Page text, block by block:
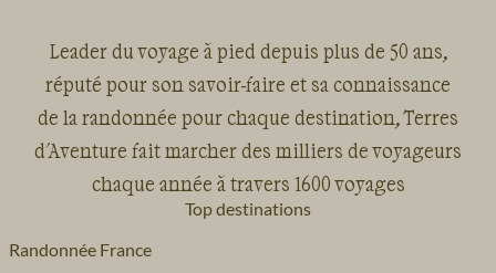
Leader du voyage à pied depuis plus de 50 ans,
réputé pour son savoir-faire et sa connaissance
de la randonnée pour chaque destination, Terres
d'Aventure fait marcher des milliers de voyageurs
chaque année à travers 1600 voyages
Top destinations
Randonnée France